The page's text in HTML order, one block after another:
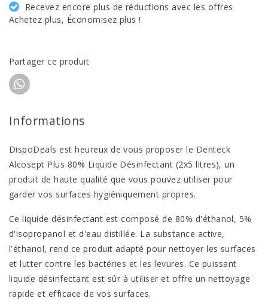
Recevez encore plus de réductions avec les offres
Achetez plus, Économisez plus !
Partager ce produit
Informations
DispoDeals est heureux de vous proposer le Denteck
Alcosept Plus 80% Liquide Désinfectant (2x5 litres), un
produit de haute qualité que vous pouvez utiliser pour
garder vos surfaces hygiéniquement propres.
Ce liquide désinfectant est composé de 80% d'éthanol, 5%
d'isopropanol et d'eau distillée. La substance active,
l'éthanol, rend ce produit adapté pour nettoyer les surfaces
et lutter contre les bactéries et les levures. Ce puissant
liquide désinfectant est sûr à utiliser et offre un nettoyage
rapide et efficace de vos surfaces.